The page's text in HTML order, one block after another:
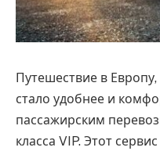
Путешествие в
стало удобнее и
пассажирским
класса VIP. Этот